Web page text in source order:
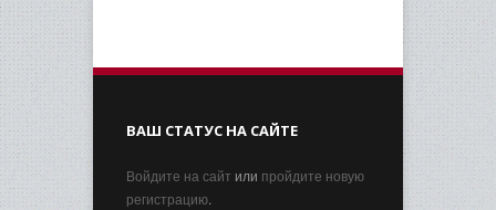
ВАШ СТАТУС НА САЙТЕ
Войдите на сайт или пройдите новую
регистрацию.